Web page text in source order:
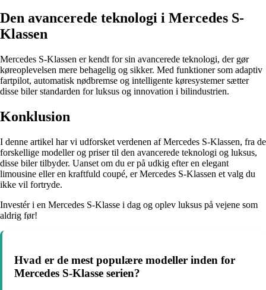
Den avancerede teknologi i Mercedes S-
Klassen
Mercedes S-Klassen er kendt for sin avancerede teknologi, der gør
køreoplevelsen mere behagelig og sikker. Med funktioner som adaptiv
fartpilot, automatisk nødbremse og intelligente køresystemer sætter
disse biler standarden for luksus og innovation i bilindustrien.
Konklusion
I denne artikel har vi udforsket verdenen af Mercedes S-Klassen, fra de
forskellige modeller og priser til den avancerede teknologi og luksus,
disse biler tilbyder. Uanset om du er på udkig efter en elegant
limousine eller en kraftfuld coupé, er Mercedes S-Klassen et valg du
ikke vil fortryde.
Investér i en Mercedes S-Klasse i dag og oplev luksus på vejene som
aldrig før!
Hvad er de mest populære modeller inden for
Mercedes S-Klasse serien?